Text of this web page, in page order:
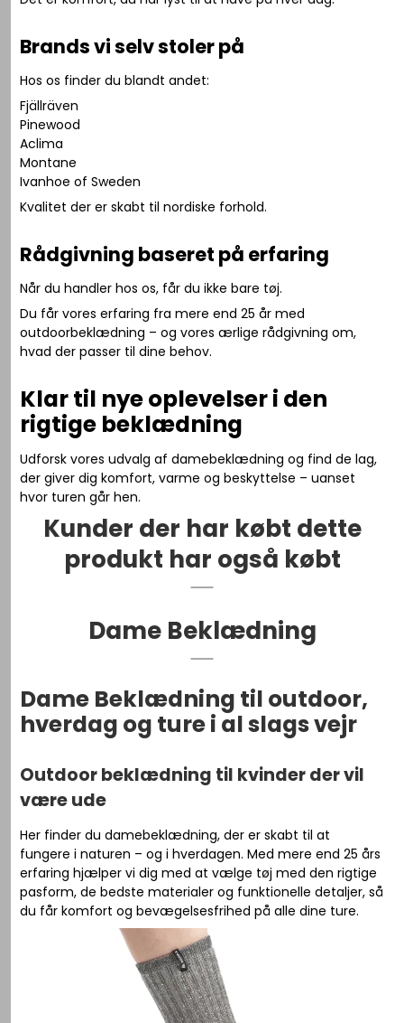
Brands vi selv stoler på
Hos os finder du blandt andet:
Fjällräven
Pinewood
Aclima
Montane
Ivanhoe of Sweden
Kvalitet der er skabt til nordiske forhold.
Rådgivning baseret på erfaring
Når du handler hos os, får du ikke bare tøj.
Du får vores erfaring fra mere end 25 år med
outdoorbeklædning – og vores ærlige rådgivning om,
hvad der passer til dine behov.
Klar til nye oplevelser i den
rigtige beklædning
Udforsk vores udvalg af damebeklædning og find de lag,
der giver dig komfort, varme og beskyttelse – uanset
hvor turen går hen.
Kunder der har købt dette
produkt har også købt
Dame Beklædning
Dame Beklædning til outdoor,
hverdag og ture i al slags vejr
Outdoor beklædning til kvinder der vil
være ude
Her finder du damebeklædning, der er skabt til at
fungere i naturen – og i hverdagen. Med mere end 25 års
erfaring hjælper vi dig med at vælge tøj med den rigtige
pasform, de bedste materialer og funktionelle detaljer, så
du får komfort og bevægelsesfrihed på alle dine ture.